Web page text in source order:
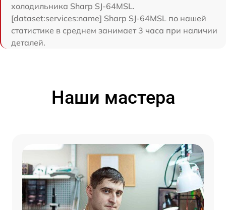
холодильника Sharp SJ-64MSL.
[dataset:services:name] Sharp SJ-64MSL по нашей
статистике в среднем занимает 3 часа при наличии
деталей.
Наши мастера